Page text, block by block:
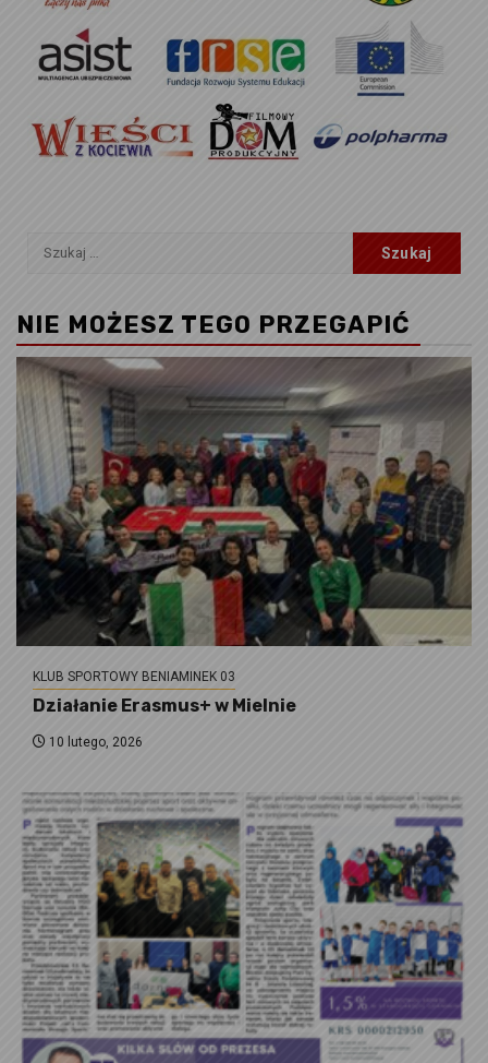
Szukaj:
NIE MOŻESZ TEGO PRZEGAPIĆ
KLUB SPORTOWY BENIAMINEK 03
Działanie Erasmus+ w Mielnie
10 lutego, 2026